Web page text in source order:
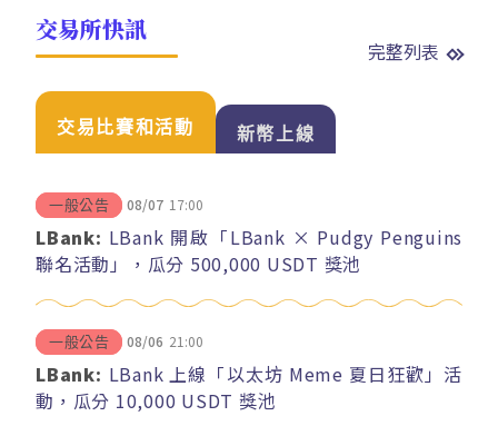
交易所快訊
完整列表
交易比賽和活動 新幣上線
一般公告 08/07 17:00
LBank: LBank 開啟「LBank × Pudgy Penguins
聯名活動」，瓜分 500,000 USDT 獎池
一般公告 08/06 21:00
LBank: LBank 上線「以太坊 Meme 夏日狂歡」活
動，瓜分 10,000 USDT 獎池